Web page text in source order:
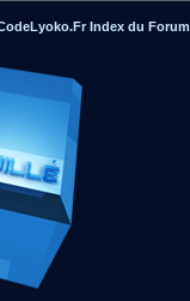
Index du Forum